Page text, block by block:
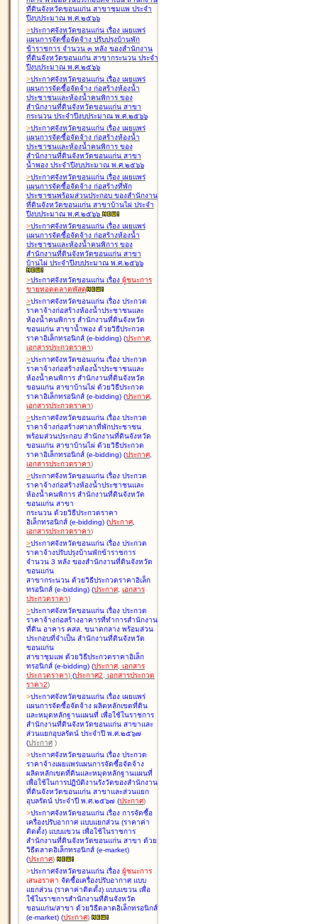
ที่ดินจังหวัดขอนแก่น สาขาชุมแพ ประจำ
ปีงบประมาณ พ.ศ.๒๕๖๖
>ประกาศจังหวัดขอนแก่น เรื่อง เผยแพร่
แผนการจัดซื้อจัดจ้าง ปรับปรุงบ้านพัก
ข้าราชการ จำนวน ๓ หลัง ของสำนักงาน
ที่ดินจังหวัดขอนแก่น สาขากระนวน ประจำ
ปีงบประมาณ พ.ศ.๒๕๖๖
>ประกาศจังหวัดขอนแก่น เรื่อง เผยแพร่
แผนการจัดซื้อจัดจ้าง ก่อสร้างห้องน้ำ
ประชาชนและห้องน้ำคนพิการ ของ
สำนักงานที่ดินจังหวัดขอนแก่น สาขา
กระนวน ประจำปีงบประมาณ พ.ศ.๒๕๖๖
>ประกาศจังหวัดขอนแก่น เรื่อง เผยแพร่
แผนการจัดซื้อจัดจ้าง ก่อสร้างห้องน้ำ
ประชาชนและห้องน้ำคนพิการ ของ
สำนักงานที่ดินจังหวัดขอนแก่น สาขา
น้ำพอง ประจำปีงบประมาณ พ.ศ.๒๕๖๖
>ประกาศจังหวัดขอนแก่น เรื่อง เผยแพร่
แผนการจัดซื้อจัดจ้าง ก่อสร้างที่พัก
ประชาชนพร้อมส่วนประกอบ ของสำนักงาน
ที่ดินจังหวัดขอนแก่น สาขาบ้านไผ่ ประจำ
ปีงบประมาณ พ.ศ.๒๕๖๖
>ประกาศจังหวัดขอนแก่น เรื่อง เผยแพร่
แผนการจัดซื้อจัดจ้าง ก่อสร้างห้องน้ำ
ประชาชนและห้องน้ำคนพิการ ของ
สำนักงานที่ดินจังหวัดขอนแก่น สาขา
บ้านไผ่ ประจำปีงบประมาณ พ.ศ.๒๕๖๖
>ประกาศจังหวัดขอนแก่น เรื่อง ผู้ชนะการ
ขายทอดตลาดพัสดุ
>ประกาศจังหวัดขอนแก่น เรื่อง ประกวด
ราคาจ้างก่อสร้างห้องน้ำประชาชนและ
ห้องน้ำคนพิการ สำนักงานที่ดินจังหวัด
ขอนแก่น สาขาน้ำพอง ด้วยวิธีประกวด
ราคาอิเล็กทรอนิกส์ (e-bidding) (ประกาศ,
เอกสารประกวดราคา)
>ประกาศจังหวัดขอนแก่น เรื่อง ประกวด
ราคาจ้างก่อสร้างห้องน้ำประชาชนและ
ห้องน้ำคนพิการ สำนักงานที่ดินจังหวัด
ขอนแก่น สาขาบ้านไผ่ ด้วยวิธีประกวด
ราคาอิเล็กทรอนิกส์ (e-bidding) (ประกาศ,
เอกสารประกวดราคา)
>ประกาศจังหวัดขอนแก่น เรื่อง ประกวด
ราคาจ้างก่อสร้างศาลาที่พักประชาชน
พร้อมส่วนประกอบ สำนักงานที่ดินจังหวัด
ขอนแก่น สาขาบ้านไผ่ ด้วยวิธีประกวด
ราคาอิเล็กทรอนิกส์ (e-bidding) (ประกาศ,
เอกสารประกวดราคา)
>ประกาศจังหวัดขอนแก่น เรื่อง ประกวด
ราคาจ้างก่อสร้างห้องน้ำประชาชนและ
ห้องน้ำคนพิการ สำนักงานที่ดินจังหวัด
ขอนแก่น สาขา
กระนวน ด้วยวิธีประกวดราคา
อิเล็กทรอนิกส์ (e-bidding) (ประกาศ,
เอกสารประกวดราคา)
>ประกาศจังหวัดขอนแก่น เรื่อง ประกวด
ราคาจ้างปรับปรุงบ้านพักข้าราชการ
จำนวน 3 หลัง ของสำนักงานที่ดินจังหวัด
ขอนแก่น
สาขากระนวน ด้วยวิธีประกวดราคาอิเล็ก
ทรอนิกส์ (e-bidding) (ประกาศ, เอกสาร
ประกวดราคา)
>ประกาศจังหวัดขอนแก่น เรื่อง ประกวด
ราคาจ้างก่อสร้างอาคารที่ทำการสำนักงาน
ที่ดิน อาคาร คสล. ขนาดกลาง พร้อมส่วน
ประกอบที่จำเป็น สำนักงานที่ดินจังหวัด
ขอนแก่น
สาขาชุมแพ ด้วยวิธีประกวดราคาอิเล็ก
ทรอนิกส์ (e-bidding) (ประกาศ, เอกสาร
ประกวดราคา) (ประกาศ2, เอกสารประกวด
ราคา2)
>ประกาศจังหวัดขอนแก่น เรื่อง เผยแพร่
แผนการจัดซื้อจัดจ้าง ผลิตหลักเขตที่ดิน
และหมุดหลักฐานแผนที่ เพื่อใช้ในราชการ
สำนักงานที่ดินจังหวัดขอนแก่น สาขาและ
ส่วนแยกอุบลรัตน์ ประจำปี พ.ศ.๒๕๖๗
(ประกาศ )
>ประกาศจังหวัดขอนแก่น เรื่อง ประกวด
ราคาจ้างเผยแพร่แผนการจัดซื้อจัดจ้าง
ผลิตหลักเขตที่ดินและหมุดหลักฐานแผนที่
เพื่อใช้ในการปฏิบัติงานรังวัดของสำนักงาน
ที่ดินจังหวัดขอนแก่น สาขาและส่วนแยก
อุบลรัตน์ ประจำปี พ.ศ.๒๕๖๗ (ประกาศ)
>ประกาศจังหวัดขอนแก่น เรื่อง การจัดซื้อ
เครื่องปรับอากาศ แบบแยกส่วน (ราคาค่า
ติดตั้ง) แบบแขวน เพื่อใช้ในราชการ
สำนักงานที่ดินจังหวัดขอนแก่น สาขา ด้วย
วิธีตลาดอิเล็กทรอนิกส์ (e-market)
(ประกาศ)
>ประกาศจังหวัดขอนแก่น เรื่อง ผู้ชนะการ
เสนอราคา จัดซื้อเครื่องปรับอากาศ แบบ
แยกส่วน (ราคาค่าติดตั้ง) แบบแขวน เพื่อ
ใช้ในราชการสำนักงานที่ดินจังหวัด
ขอนแก่น/สาขา ด้วยวิธีตลาดอิเล็กทรอนิกส์
(e-market) (ประกาศ)